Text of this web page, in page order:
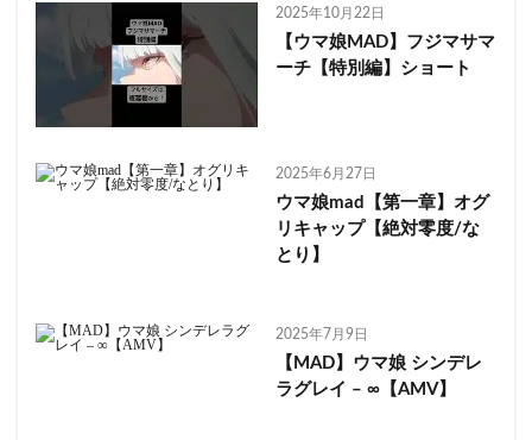
2025年10月22日
【ウマ娘MAD】フジマサマ
ーチ【特別編】ショート
2025年6月27日
ウマ娘mad【第一章】オグ
リキャップ【絶対零度/な
とり】
2025年7月9日
【MAD】ウマ娘 シンデレ
ラグレイ – ∞【AMV】